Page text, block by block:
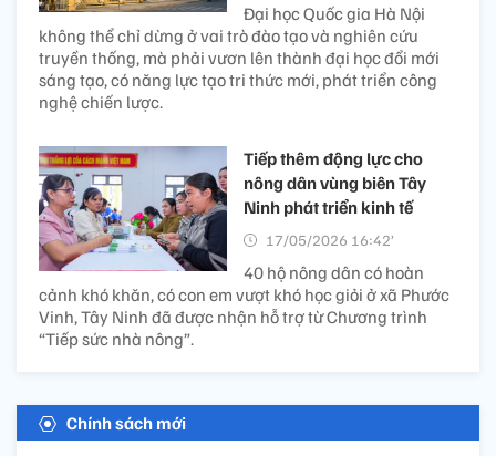
Đại học Quốc gia Hà Nội
không thể chỉ dừng ở vai trò đào tạo và nghiên cứu
truyền thống, mà phải vươn lên thành đại học đổi mới
sáng tạo, có năng lực tạo tri thức mới, phát triển công
nghệ chiến lược.
Tiếp thêm động lực cho
nông dân vùng biên Tây
Ninh phát triển kinh tế
17/05/2026 16:42’
40 hộ nông dân có hoàn
cảnh khó khăn, có con em vượt khó học giỏi ở xã Phước
Vinh, Tây Ninh đã được nhận hỗ trợ từ Chương trình
“Tiếp sức nhà nông”.
Chính sách mới